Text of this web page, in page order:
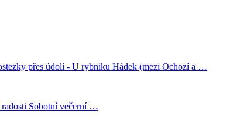
přes údolí - U rybníku Hádek (mezi Ochozí a …
radosti Sobotní večerní …